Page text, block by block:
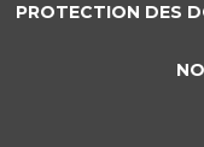
PROTECTION DES